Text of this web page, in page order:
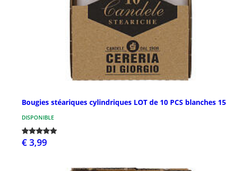
Bougies stéariques cylindriques LOT de 10 PCS blanches
DISPONIBLE
€ 3,99